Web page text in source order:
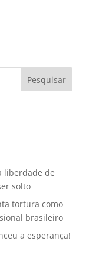
Pesquisar
liberdade de
solto
tortura como
brasileiro
a esperança!